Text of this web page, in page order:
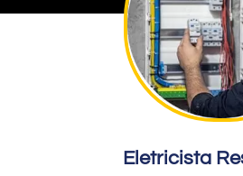
Eletricista